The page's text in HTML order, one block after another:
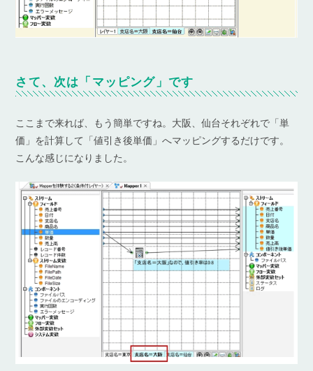
さて、次は「マッピング」です
ここまで来れば、もう簡単ですね。大阪、仙台それぞれで「単
価」を計算して「値引き後単価」へマッピングするだけです。
こんな感じになりました。